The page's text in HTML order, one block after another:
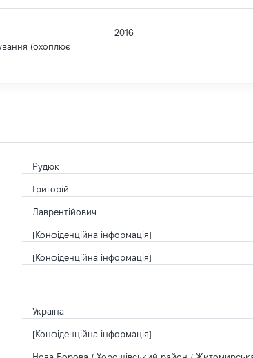
(охоплює
2016
Рудюк
Григорій
Лаврентійович
[Конфіденційна інформація]
[Конфіденційна інформація]
Україна
[Конфіденційна інформація]